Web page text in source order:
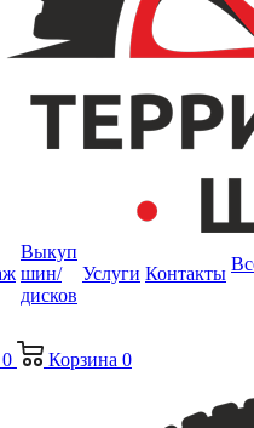
Выкуп
шин/
дисков
Услуги Контакты
0 Корзина 0